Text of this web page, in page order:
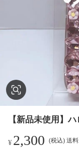
【新品未使用】
¥2,300 (税込) 送